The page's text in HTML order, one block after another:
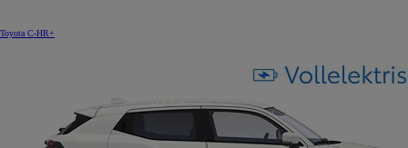
Toyota C-HR+